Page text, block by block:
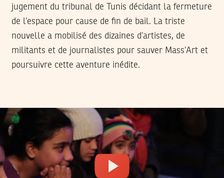
jugement du tribunal de Tunis décidant la fermeture
de l’espace pour cause de fin de bail. La triste
nouvelle a mobilisé des dizaines d’artistes, de
militants et de journalistes pour sauver Mass’Art et
poursuivre cette aventure inédite.